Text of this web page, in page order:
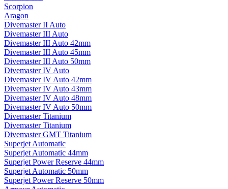
Scorpion
Aragon
Divemaster II Auto
Divemaster III Auto
Divemaster III Auto 42mm
Divemaster III Auto 45mm
Divemaster III Auto 50mm
Divemaster IV Auto
Divemaster IV Auto 42mm
Divemaster IV Auto 43mm
Divemaster IV Auto 48mm
Divemaster IV Auto 50mm
Divemaster Titanium
Divemaster Titanium
Divemaster GMT Titanium
Superjet Automatic
Superjet Automatic 44mm
Superjet Power Reserve 44mm
Superjet Automatic 50mm
Superjet Power Reserve 50mm